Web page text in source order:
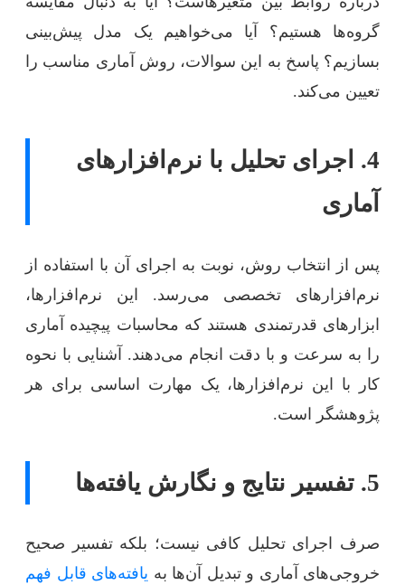
گروه‌ها هستیم؟ آیا می‌خواهیم یک مدل پیش‌بینی
بسازیم؟ پاسخ به این سوالات، روش آماری مناسب را
تعیین می‌کند.
4. اجرای تحلیل با نرم‌افزارهای
آماری
پس از انتخاب روش، نوبت به اجرای آن با استفاده از
نرم‌افزارهای تخصصی می‌رسد. این نرم‌افزارها،
ابزارهای قدرتمندی هستند که محاسبات پیچیده آماری
را به سرعت و با دقت انجام می‌دهند. آشنایی با نحوه
کار با این نرم‌افزارها، یک مهارت اساسی برای هر
پژوهشگر است.
5. تفسیر نتایج و نگارش یافته‌ها
صرف اجرای تحلیل کافی نیست؛ بلکه تفسیر صحیح
خروجی‌های آماری و تبدیل آن‌ها به یافته‌های قابل فهم